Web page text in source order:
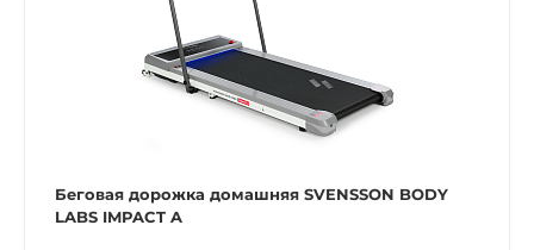
Беговая дорожка домашняя SVENSSON BODY
LABS IMPACT A